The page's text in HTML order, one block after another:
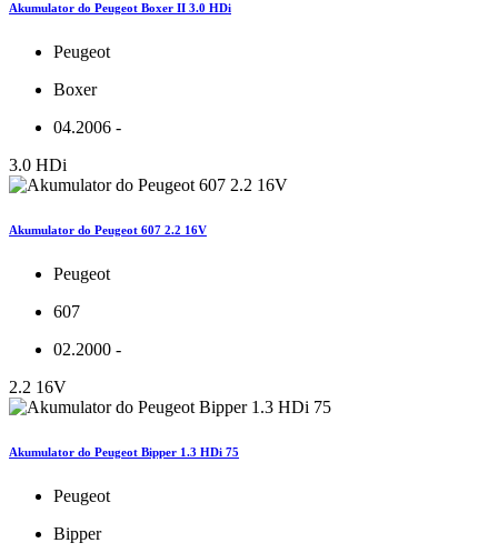
Akumulator do Peugeot Boxer II 3.0 HDi
Peugeot
Boxer
04.2006 -
3.0 HDi
Akumulator do Peugeot 607 2.2 16V
Peugeot
607
02.2000 -
2.2 16V
Akumulator do Peugeot Bipper 1.3 HDi 75
Peugeot
Bipper